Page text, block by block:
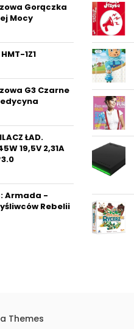
Gorączka
Mocy
1Z1
G3 Czarne
ŁAD.
19,5V 2,31A
Armada -
Rebelii
Themes